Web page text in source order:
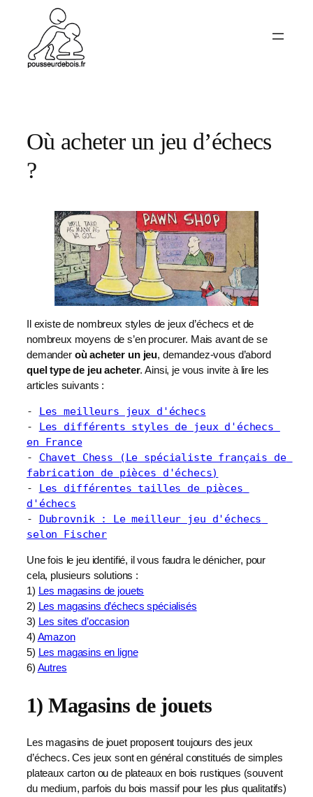
contenu
Où acheter un jeu d’échecs
?
Il existe de nombreux styles de jeux d’échecs et de
nombreux moyens de s’en procurer. Mais avant de se
demander où acheter un jeu, demandez-vous d’abord
quel type de jeu acheter. Ainsi, je vous invite à lire les
articles suivants :
- Les meilleurs jeux d'échecs
- Les différents styles de jeux d'échecs
en France
- Chavet Chess (Le spécialiste français de
fabrication de pièces d'échecs)
- Les différentes tailles de pièces
d'échecs
- Dubrovnik : Le meilleur jeu d'échecs
selon Fischer
Une fois le jeu identifié, il vous faudra le dénicher, pour
cela, plusieurs solutions :
1) Les magasins de jouets
2) Les magasins d’échecs spécialisés
3) Les sites d’occasion
4) Amazon
5) Les magasins en ligne
6) Autres
1) Magasins de jouets
Les magasins de jouet proposent toujours des jeux
d’échecs. Ces jeux sont en général constitués de simples
plateaux carton ou de plateaux en bois rustiques (souvent
du medium, parfois du bois massif pour les plus qualitatifs)